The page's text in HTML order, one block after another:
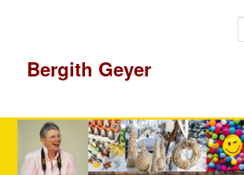
Bergith Geyer